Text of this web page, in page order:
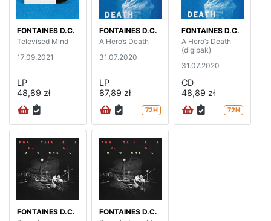
FONTAINES D.C.
Televised Mind
17.09.2021
LP
48,89 zł
FONTAINES D.C.
A Hero’s Death
31.07.2020
LP
87,89 zł
72H
FONTAINES D.C.
A Hero’s Death
(digipak)
31.07.2020
CD
48,89 zł
72H
FONTAINES D.C.
FONTAINES D.C.